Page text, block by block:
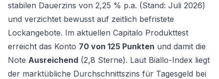
stabilen Dauerzins von 2,25 % p.a. (Stand: Juli 2026)
und verzichtet bewusst auf zeitlich befristete
Lockangebote. Im aktuellen Capitalo Produkttest
erreicht das Konto 70 von 125 Punkten und damit die
Note Ausreichend (2,8 Sterne). Laut Biallo-Index liegt
der marktübliche Durchschnittszins für Tagesgeld bei